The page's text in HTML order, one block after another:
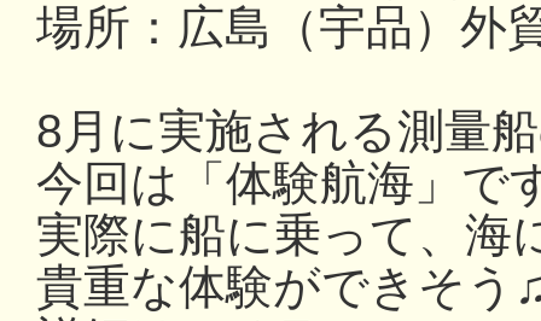
場所：広島（宇品）
8月に実施される測量
今回は「体験航海」で
実際に船に乗って、海
貴重な体験ができそう